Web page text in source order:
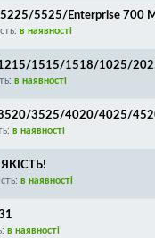
5225/5525/Enterprise 700
в наявності
1515/1518/1025/
729/8030/8040/8050/
в наявності
3525/4020/4025/
CE260A/CE261A/
в наявності
в наявності
в наявності